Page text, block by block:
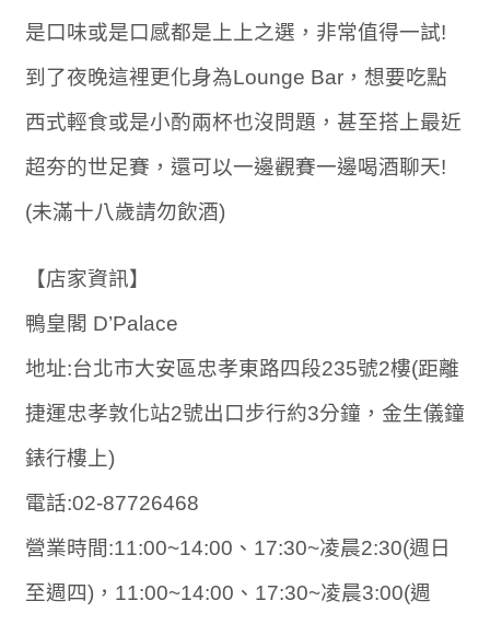
是口味或是口感都是上上之選，非常值得一試!
到了夜晚這裡更化身為Lounge Bar，想要吃點
西式輕食或是小酌兩杯也沒問題，甚至搭上最近
超夯的世足賽，還可以一邊觀賽一邊喝酒聊天!
(未滿十八歲請勿飲酒)
【店家資訊】
鴨皇閣 D’Palace
地址:台北市大安區忠孝東路四段235號2樓(距離
捷運忠孝敦化站2號出口步行約3分鐘，金生儀鐘
錶行樓上)
電話:02-87726468
營業時間:11:00~14:00、17:30~凌晨2:30(週日
至週四)，11:00~14:00、17:30~凌晨3:00(週